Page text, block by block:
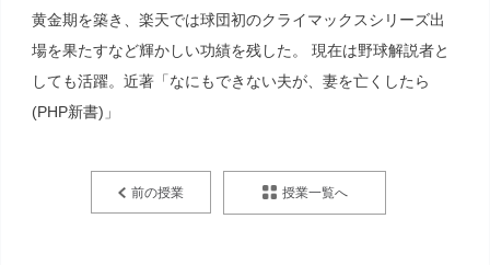
黄金期を築き、楽天では球団初のクライマックスシリーズ出
場を果たすなど輝かしい功績を残した。 現在は野球解説者と
しても活躍。近著「なにもできない夫が、妻を亡くしたら
(PHP新書)」
前の授業 授業一覧へ